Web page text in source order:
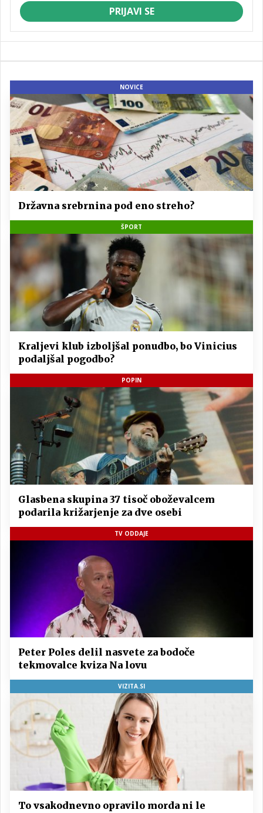
PRIJAVI SE
NOVICE
Državna srebrnina pod eno streho?
ŠPORT
Kraljevi klub izboljšal ponudbo, bo Vinicius
podaljšal pogodbo?
POPIN
Glasbena skupina 37 tisoč oboževalcem
podarila križarjenje za dve osebi
TV ODDAJE
Peter Poles delil nasvete za bodoče
tekmovalce kviza Na lovu
VIZITA.SI
To vsakodnevno opravilo morda ni le